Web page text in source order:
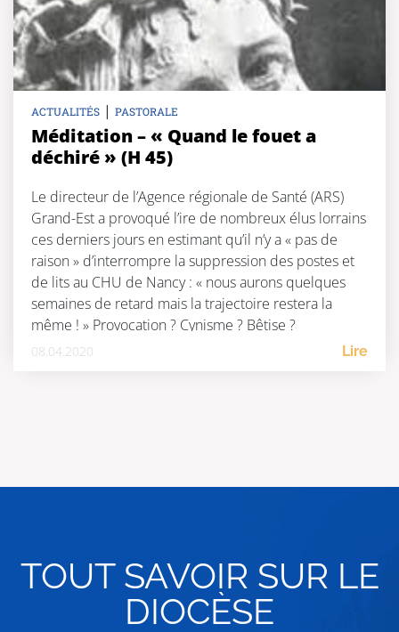
ACTUALITÉS | PASTORALE
Méditation – « Quand le fouet a
déchiré » (H 45)
Le directeur de l’Agence régionale de Santé (ARS)
Grand-Est a provoqué l’ire de nombreux élus lorrains
ces derniers jours en estimant qu’il n’y a « pas de
raison » d’interrompre la suppression des postes et
de lits au CHU de Nancy : « nous aurons quelques
semaines de retard mais la trajectoire restera la
même ! » Provocation ? Cynisme ? Bêtise ?
Inconscience ? […]
08.04.2020 Lire
TOUT SAVOIR SUR LE
DIOCÈSE